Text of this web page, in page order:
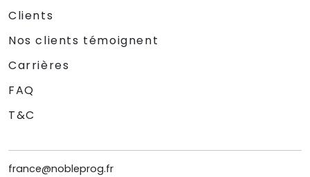
Clients
Nos clients témoignent
Carrières
FAQ
T&C
france@nobleprog.fr